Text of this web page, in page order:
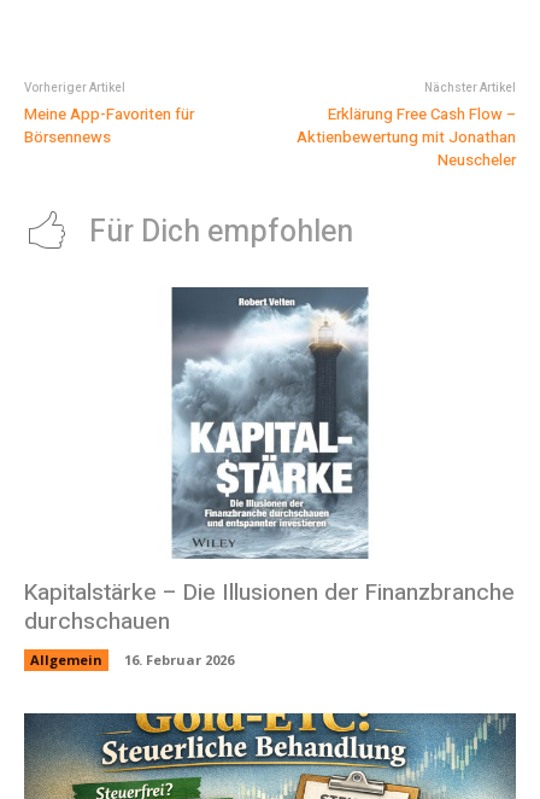
Vorheriger Artikel
Meine App-Favoriten für
Börsennews
Nächster Artikel
Erklärung Free Cash Flow –
Aktienbewertung mit Jonathan
Neuscheler
Für Dich empfohlen
Kapitalstärke – Die Illusionen der Finanzbranche
durchschauen
Allgemein 16. Februar 2026